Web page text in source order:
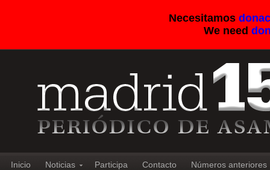
Necesitamos
We need
Inicio Noticias Participa Contacto Números anteriores